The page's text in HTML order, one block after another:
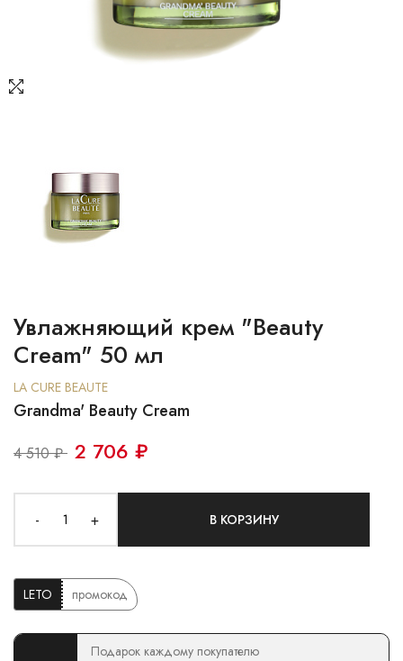
Увлажняющий крем "Beauty
Cream" 50 мл
LA CURE BEAUTE
Grandma' Beauty Cream
4 510 ₽ 2 706 ₽
- + В КОРЗИНУ
LETO промокод
Подарок каждому покупателю